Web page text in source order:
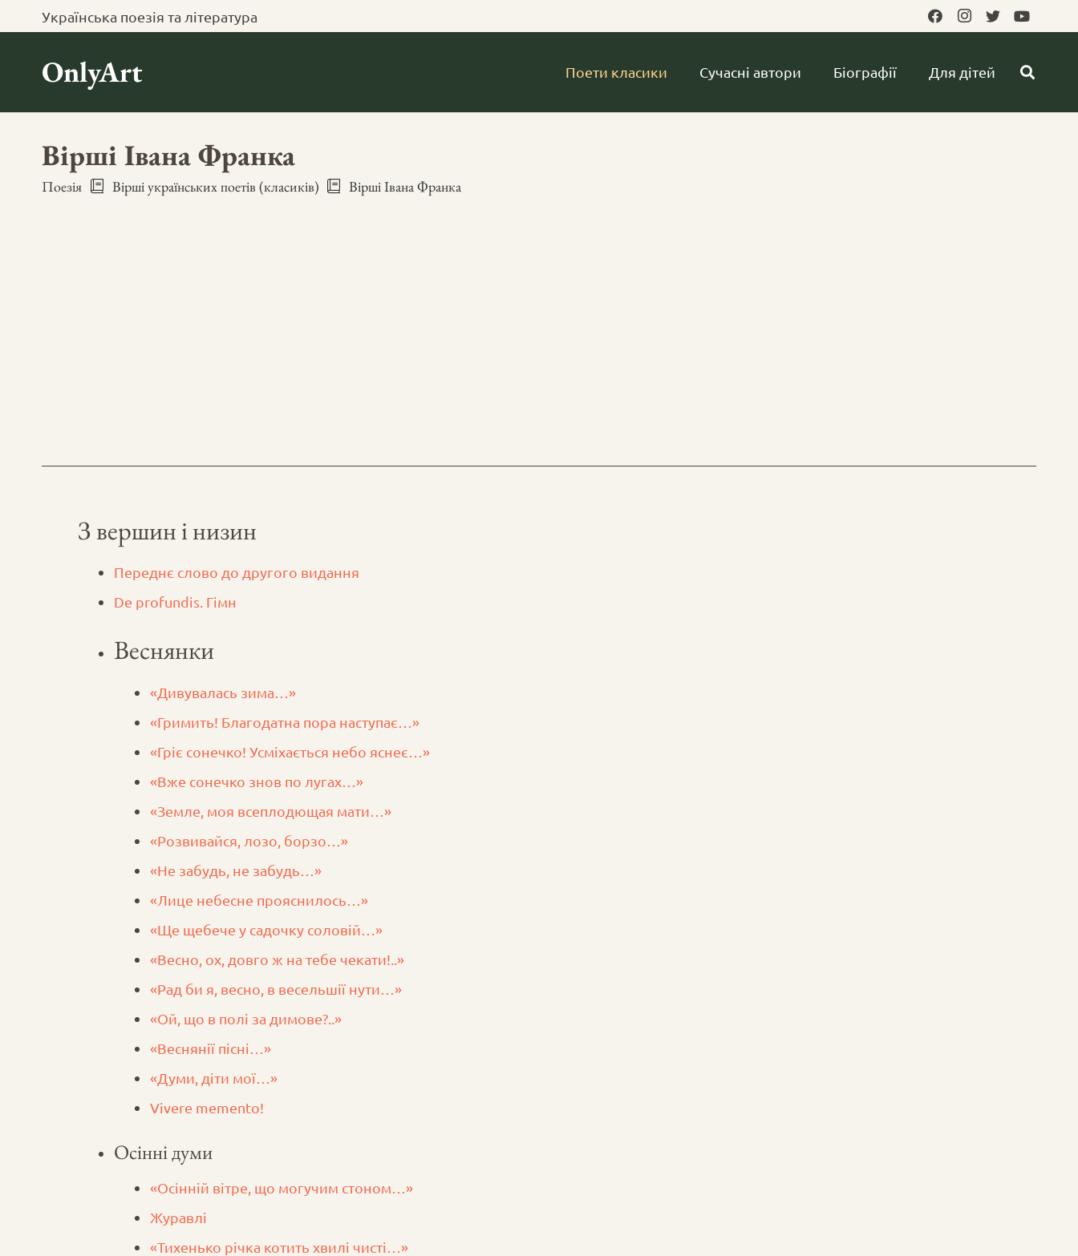
Українська поезія та література
OnlyArt Поети класики Сучасні автори Біографії Для дітей
Вірші Івана Франка
Поезія Вірші українських поетів (класиків) Вірші Івана Франка
З вершин і низин
Переднє слово до другого видання
De profundis. Гімн
Веснянки
«Дивувалась зима…»
«Гримить! Благодатна пора наступає…»
«Гріє сонечко! Усміхається небо яснеє…»
«Вже сонечко знов по лугах…»
«Земле, моя всеплодющая мати…»
«Розвивайся, лозо, борзо…»
«Не забудь, не забудь…»
«Лице небесне прояснилось…»
«Ще щебече у садочку соловій…»
«Весно, ох, довго ж на тебе чекати!..»
«Рад би я, весно, в весельшії нути…»
«Ой, що в полі за димове?..»
«Веснянії пісні…»
«Думи, діти мої…»
Vivere memento!
Осінні думи
«Осінній вітре, що могучим стоном…»
Журавлі
«Тихенько річка котить хвилі чисті…»